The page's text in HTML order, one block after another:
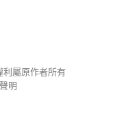
利屬原作者所有
明